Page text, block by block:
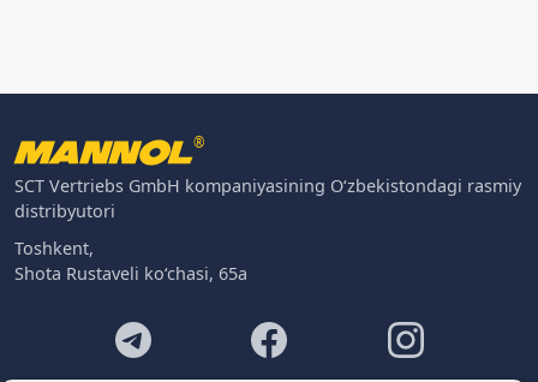
®
SCT Vertriebs GmbH kompaniyasining O‘zbekistondagi rasmiy
distribyutori
Toshkent,
Shota Rustaveli ko‘chasi, 65a